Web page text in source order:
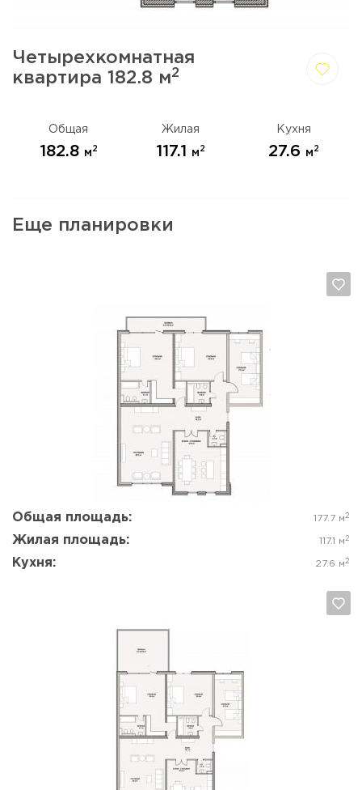
Четырехкомнатная
квартира 182.8 м2
Общая
182.8 м 2
Жилая
117.1 м 2
Кухня
27.6 м 2
Еще планировки
Общая площадь: 177.7 м 2
Жилая площадь: 117.1 м 2
Кухня: 27.6 м 2
Отмена
Отмена